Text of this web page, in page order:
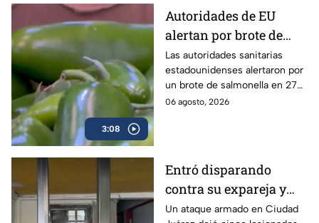
3:08
Autoridades de EU
alertan por brote de
Salmonella en cultivos
de jalapeño en México
Las autoridades sanitarias
estadounidenses alertaron por
un brote de salmonella en 27
estados vinculados a el chile
06 agosto, 2026
Entró disparando
contra su expareja y
sus hijos: Ataque
Un ataque armado en Ciudad